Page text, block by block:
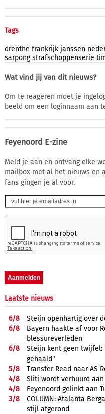
Tags
drenthe frankrijk janssen
sarpong strafschoppenserie
Wat vind jij van dit nieuws?
Om te reageren moet je
beeld om een loginnaam aan
Feyenoord E-zine
Meld je aan en ontvang elke
mailbox met al het nieuws en
fans gingen je al voor.
Laatste nieuws
6/8
Steijn openhartig over
6/8
Bayern haakte af voor
blessureverleden
6/8
Steijn kent geen twijfel:
gehaald"
5/8
Transfer Read naar AS
4/8
Sliti wordt verhuurd
4/8
Feyenoord gelinkt aan
3/8
COLUMN: Atalanta
stijl afgerond